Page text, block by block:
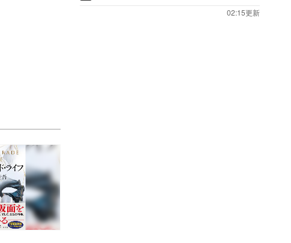
02:15更新